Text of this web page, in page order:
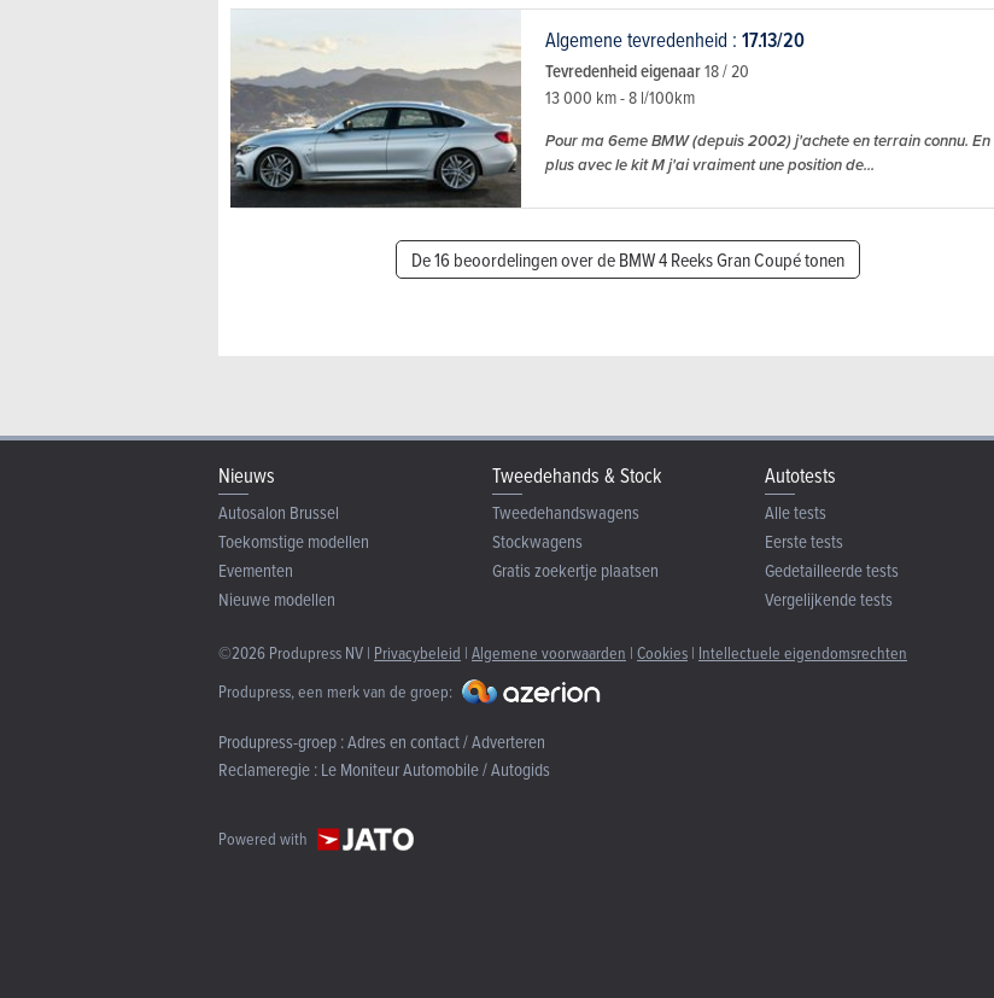
Algemene tevredenheid : 17.13/20
Tevredenheid eigenaar18 / 20
13 000 km - 8 l/100km
Pour ma 6eme BMW (depuis 2002) j'achete en terrain connu. En
plus avec le kit M j'ai vraiment une position de...
De 16 beoordelingen over de BMW 4 Reeks Gran Coupé tonen
Nieuws
Autosalon Brussel
Toekomstige modellen
Evementen
Nieuwe modellen
Tweedehands & Stock
Tweedehandswagens
Stockwagens
Gratis zoekertje plaatsen
Autotests
Alle tests
Eerste tests
Gedetailleerde tests
Vergelijkende tests
©2026 Produpress NV | Privacybeleid | Algemene voorwaarden | Cookies | Intellectuele eigendomsrechten
Produpress, een merk van de groep:
Produpress-groep :Adres en contact / Adverteren
Reclameregie :Le Moniteur Automobile / Autogids
Powered with